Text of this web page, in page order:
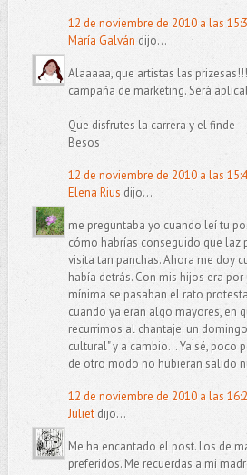
12 de noviembre de 2010 a las
María Galván dijo...
Alaaaaa, que artistas las
campaña de marketing. Será
Que disfrutes la carrera y el finde
Besos
12 de noviembre de 2010 a las
Elena Rius dijo...
me preguntaba yo cuando leí tu
cómo habrías conseguido que laz
visita tan panchas. Ahora me doy
había detrás. Con mis hijos era
mínima se pasaban el rato
cuando ya eran algo mayores, en
recurrimos al chantaje: un
cultural" y a cambio... Ya sé, poco
de otro modo no hubieran salido
12 de noviembre de 2010 a las
Julietdijo...
Me ha encantado el post. Los de
preferidos. Me recuerdas a mi